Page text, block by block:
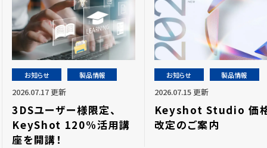
お知らせ 製品情報
2026.07.17 更新
3DSユーザー様限定、
KeyShot 120%活用講
座を開講！
お知らせ 製品情報
2026.07.15 更新
Keyshot Studio 価
改定のご案内